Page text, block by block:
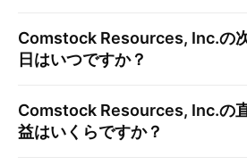
Comstock Resources, Inc.の
日はいつですか？
Comstock Resources, Inc.の
益はいくらですか？